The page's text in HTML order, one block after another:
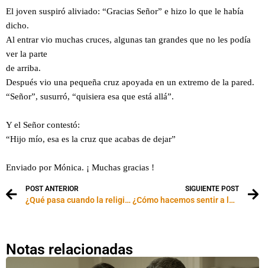
El joven suspiró aliviado: “Gracias Señor” e hizo lo que le había
dicho.
Al entrar vio muchas cruces, algunas tan grandes que no les podía
ver la parte
de arriba.
Después vio una pequeña cruz apoyada en un extremo de la pared.
“Señor”, susurró, “quisiera esa que está allá”.
Y el Señor contestó:
“Hijo mío, esa es la cruz que acabas de dejar”
Enviado por Mónica. ¡ Muchas gracias !
POST ANTERIOR
¿Qué pasa cuando la religión entra de golpe en la familia?
SIGUIENTE POST
¿Cómo hacemos sentir a las personas que nos rodean?
Notas relacionadas